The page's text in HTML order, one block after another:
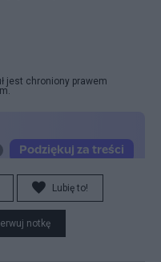
jest chroniony prawem
Lubię to!
notkę